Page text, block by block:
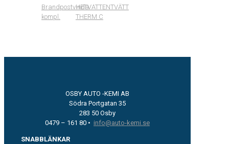
Brandpostvinda
kompl.
HETVATTENTVÄTT
THERM C
OSBY AUTO -KEMI AB
Södra Portgatan 35
283 50 Osby
0479 – 161 80 • info@auto-kemi.se
SNABBLÄNKAR